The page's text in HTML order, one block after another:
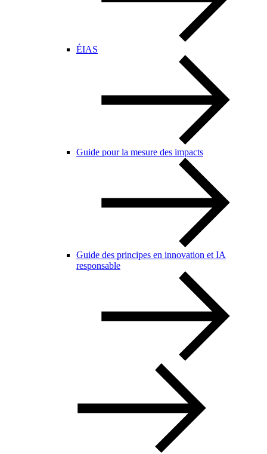
ÉIAS
Guide pour la mesure des impacts
Guide des principes en innovation et IA
responsable